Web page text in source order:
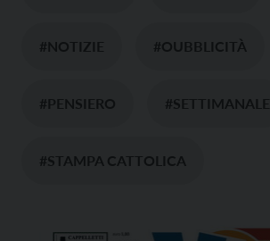
#NOTIZIE #OUBBLICITÀ
#PENSIERO #SETTIMANALE
#STAMPA CATTOLICA